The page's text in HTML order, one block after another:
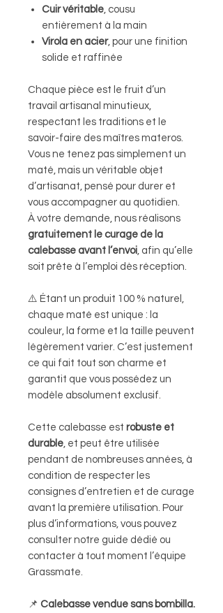
Cuir véritable, cousu
entièrement à la main
Virola en acier, pour une finition
solide et raffinée
Chaque pièce est le fruit d’un
travail artisanal minutieux,
respectant les traditions et le
savoir-faire des maîtres materos.
Vous ne tenez pas simplement un
maté, mais un véritable objet
d’artisanat, pensé pour durer et
vous accompagner au quotidien.
À votre demande, nous réalisons
gratuitement le curage de la
calebasse avant l’envoi, afin qu’elle
soit prête à l’emploi dès réception.
⚠️ Étant un produit 100 % naturel,
chaque maté est unique : la
couleur, la forme et la taille peuvent
légèrement varier. C’est justement
ce qui fait tout son charme et
garantit que vous possédez un
modèle absolument exclusif.
Cette calebasse est robuste et
durable, et peut être utilisée
pendant de nombreuses années, à
condition de respecter les
consignes d’entretien et de curage
avant la première utilisation. Pour
plus d’informations, vous pouvez
consulter notre guide dédié ou
contacter à tout moment l’équipe
Grassmate.
📌 Calebasse vendue sans bombilla.